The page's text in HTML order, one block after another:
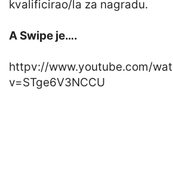
kvalificirao/la za nagradu.
A Swipe je….
httpv://www.youtube.com/
v=STge6V3NCCU